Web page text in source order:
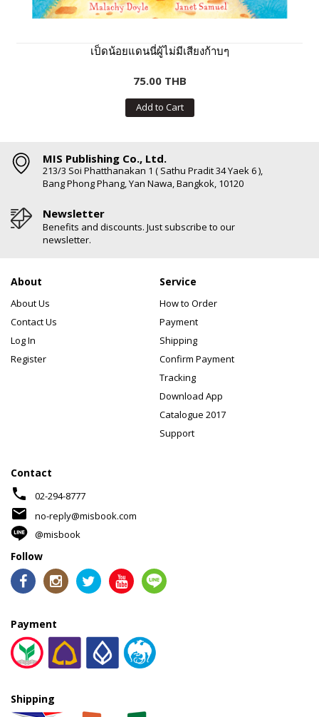
เป็ดน้อยแดนนี่ผู้ไม่มีเสียงก้าบๆ
75.00 THB
Add to Cart
MIS Publishing Co., Ltd.
213/3 Soi Phatthanakan 1 ( Sathu Pradit 34 Yaek 6 ),
Bang Phong Phang, Yan Nawa, Bangkok, 10120
Newsletter
Benefits and discounts. Just subscribe to our
newsletter.
About
About Us
Contact Us
Log In
Register
Service
How to Order
Payment
Shipping
Confirm Payment
Tracking
Download App
Catalogue 2017
Support
Contact
phone 02-294-8777
mail
no-reply@misbook.com
@misbook
Follow
Payment
Shipping